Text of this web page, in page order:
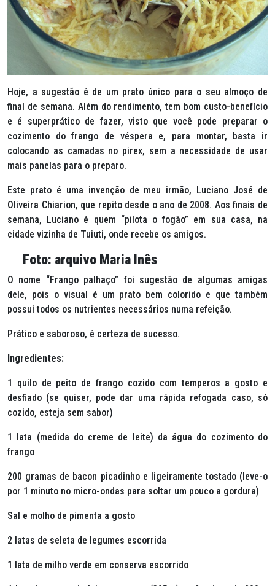
Hoje, a sugestão é de um prato único para o seu almoço de
final de semana. Além do rendimento, tem bom custo-benefício
e é superprático de fazer, visto que você pode preparar o
cozimento do frango de véspera e, para montar, basta ir
colocando as camadas no pirex, sem a necessidade de usar
mais panelas para o preparo.
Este prato é uma invenção de meu irmão, Luciano José de
Oliveira Chiarion, que repito desde o ano de 2008. Aos finais de
semana, Luciano é quem “pilota o fogão” em sua casa, na
cidade vizinha de Tuiuti, onde recebe os amigos.
Foto: arquivo Maria Inês
O nome “Frango palhaço” foi sugestão de algumas amigas
dele, pois o visual é um prato bem colorido e que também
possui todos os nutrientes necessários numa refeição.
Prático e saboroso, é certeza de sucesso.
Ingredientes:
1 quilo de peito de frango cozido com temperos a gosto e
desfiado (se quiser, pode dar uma rápida refogada caso, só
cozido, esteja sem sabor)
1 lata (medida do creme de leite) da água do cozimento do
frango
200 gramas de bacon picadinho e ligeiramente tostado (leve-o
por 1 minuto no micro-ondas para soltar um pouco a gordura)
Sal e molho de pimenta a gosto
2 latas de seleta de legumes escorrida
1 lata de milho verde em conserva escorrido